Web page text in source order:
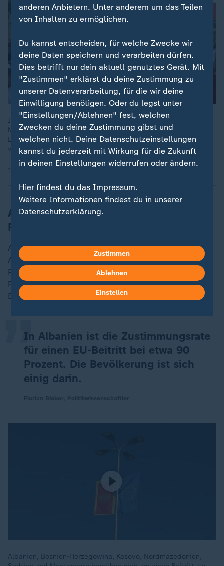
In Albanien gehen die Proteste gegen die Regierung von
Ministerpräsident Rama weiter. Im Fokus steht das geplante
Luxus-Bauvorhaben von Jared Kushner, dem Schwiegersohn
von US-Präsident Trump.
Albanische Bevölkerung strebt in
Richtung der EU
Als potenziellen Verbündeten sehen die Menschen in
Albanien dieEuropäische Union, so der
Politikwissenschaftler. Es gebe die Hoffnung, dass
Rechtsstaatlichkeit und Demokratie durch einen
Beitritt gestärkt werden.
In Albanien ist die Zustimmungsrate
für einen EU-Beitritt bei etwa 90
Prozent. Die Bevölkerung ist sich
einig darin.
„
Albanien, Bosnien-Herzegowina, Kosovo, Nordmazedonien,
anderen Anbietern. Unter anderem um das Teilen
von Inhalten zu ermöglichen.
Du kannst entscheiden, für welche Zwecke wir
deine Daten speichern und verarbeiten dürfen.
Dies betrifft nur dein aktuell genutztes Gerät. Mit
"Zustimmen" erklärst du deine Zustimmung zu
unserer Datenverarbeitung, für die wir deine
Einwilligung benötigen. Oder du legst unter
"Einstellungen/Ablehnen" fest, welchen
Zwecken du deine Zustimmung gibst und
welchen nicht. Deine Datenschutzeinstellungen
kannst du jederzeit mit Wirkung für die Zukunft
in deinen Einstellungen widerrufen oder ändern.
Hier findest du das Impressum.
Weitere Informationen findest du in unserer
Datenschutzerklärung.
Zustimmen
Ablehnen
Einstellen